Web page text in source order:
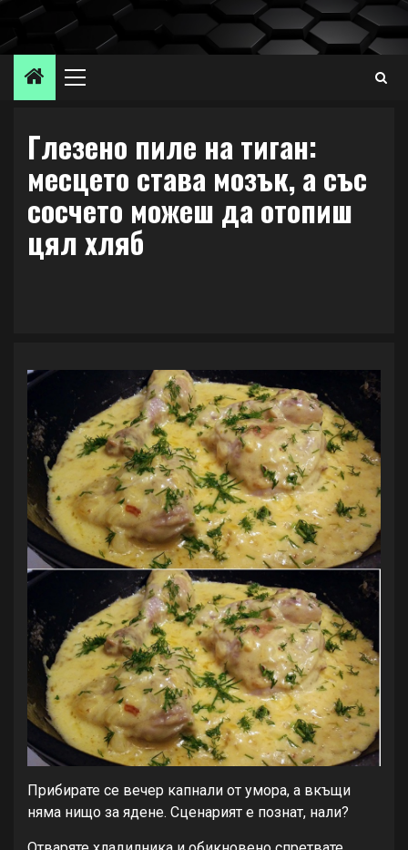
Skip
content
Primary
Глезено пиле на тиган:
месцето става мозък, а със
сосчето можеш да отопиш
цял хляб
Прибирате се вечер капнали от умора, а вкъщи
няма нищо за ядене. Сценарият е познат, нали?